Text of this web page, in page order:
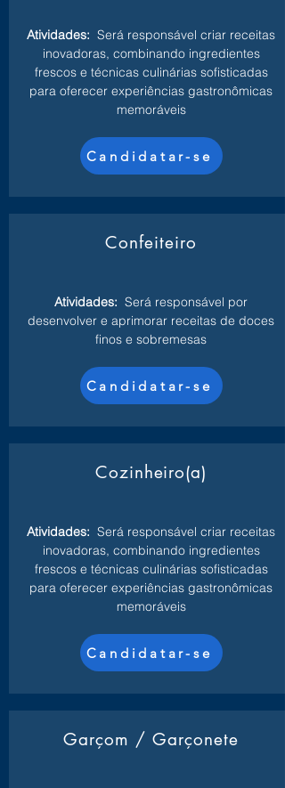
Atividades: Será responsável criar receitas
inovadoras, combinando ingredientes
frescos e técnicas culinárias sofisticadas
para oferecer experiências gastronômicas
memoráveis
Candidatar-se
Confeiteiro
Atividades: Será responsável por
desenvolver e aprimorar receitas de doces
finos e sobremesas
Candidatar-se
Cozinheiro(a)
Atividades: Será responsável criar receitas
inovadoras, combinando ingredientes
frescos e técnicas culinárias sofisticadas
para oferecer experiências gastronômicas
memoráveis
Candidatar-se
Garçom / Garçonete